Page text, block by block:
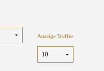
Anzeige Treffer